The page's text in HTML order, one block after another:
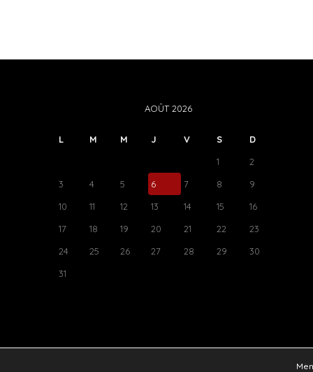
AOÛT 2026
L M M J V S
D
1
2
3
4 5 6 7 8
9
10
11 12 13 14 15
16
17
18 19 20 21 22
23
24
25 26 27 28 29
30
31